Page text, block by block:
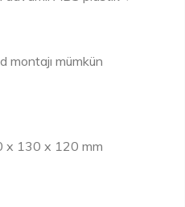
montajı mümkün
x 130 x 120 mm